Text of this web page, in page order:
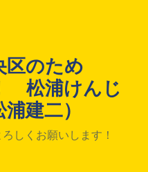
区のため
松浦けんじ
浦建二）
しくお願いします！